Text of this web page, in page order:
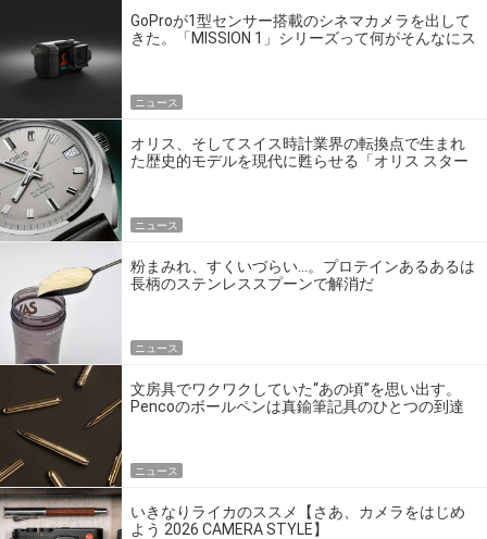
GoProが1型センサー搭載のシネマカメラを出して
きた。「MISSION 1」シリーズって何がそんなにス
ニュース
オリス、そしてスイス時計業界の転換点で生まれ
た歴史的モデルを現代に甦らせる「オリス スター
ニュース
粉まみれ、すくいづらい…。プロテインあるあるは
長柄のステンレススプーンで解消だ
ニュース
文房具でワクワクしていた“あの頃”を思い出す。
Pencoのボールペンは真鍮筆記具のひとつの到達
ニュース
いきなりライカのススメ【さあ、カメラをはじめ
よう 2026 CAMERA STYLE】